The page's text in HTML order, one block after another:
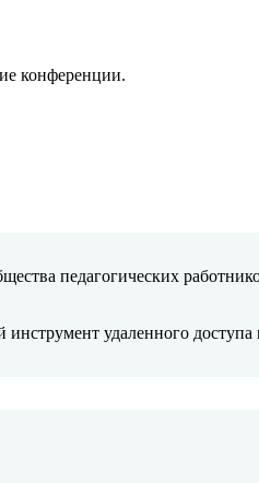
конференции.
педагогических
инструмент удаленного